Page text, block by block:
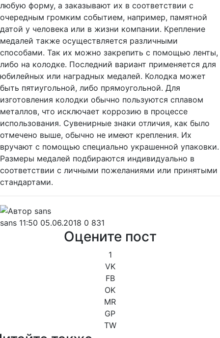
любую форму, а заказывают их в соответствии с
очередным громким событием, например, памятной
датой у человека или в жизни компании. Крепление
медалей также осуществляется различными
способами. Так их можно закрепить с помощью ленты,
либо на колодке. Последний вариант применяется для
юбилейных или наградных медалей. Колодка может
быть пятиугольной, либо прямоугольной. Для
изготовления колодки обычно пользуются сплавом
металлов, что исключает коррозию в процессе
использования. Сувенирные знаки отличия, как было
отмечено выше, обычно не имеют крепления. Их
вручают с помощью специально украшенной упаковки.
Размеры медалей подбираются индивидуально в
соответствии с личными пожеланиями или принятыми
стандартами.
sans 11:50 05.06.2018 0 831
Оцените пост
1
VK
FB
OK
MR
GP
TW